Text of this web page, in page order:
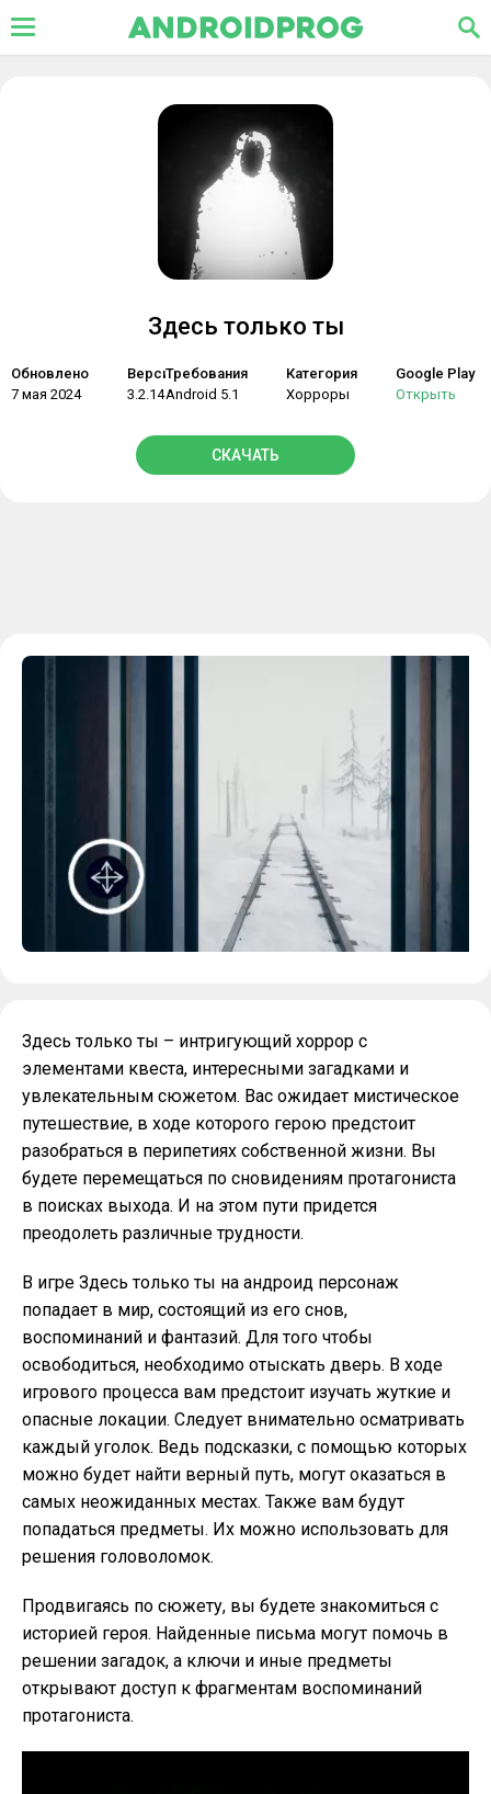
Здесь только ты
Обновлено
7 мая 2024
Версия
3.2.14
Требования
Android 5.1
Категория
Хорроры
Google Play
Открыть
СКАЧАТЬ
Здесь только ты – интригующий хоррор с
элементами квеста, интересными загадками и
увлекательным сюжетом. Вас ожидает мистическое
путешествие, в ходе которого герою предстоит
разобраться в перипетиях собственной жизни. Вы
будете перемещаться по сновидениям протагониста
в поисках выхода. И на этом пути придется
преодолеть различные трудности.
В игре Здесь только ты на андроид персонаж
попадает в мир, состоящий из его снов,
воспоминаний и фантазий. Для того чтобы
освободиться, необходимо отыскать дверь. В ходе
игрового процесса вам предстоит изучать жуткие и
опасные локации. Следует внимательно осматривать
каждый уголок. Ведь подсказки, с помощью которых
можно будет найти верный путь, могут оказаться в
самых неожиданных местах. Также вам будут
попадаться предметы. Их можно использовать для
решения головоломок.
Продвигаясь по сюжету, вы будете знакомиться с
историей героя. Найденные письма могут помочь в
решении загадок, а ключи и иные предметы
открывают доступ к фрагментам воспоминаний
протагониста.